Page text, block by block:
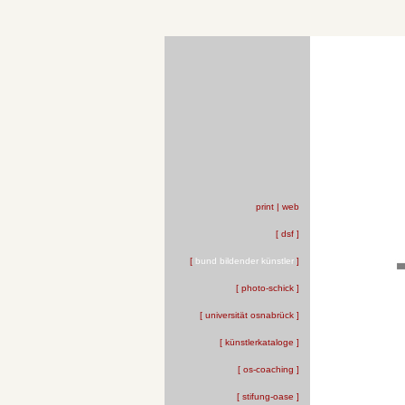
print | web
[ dsf ]
[ bund bildender künstler ]
[ photo-schick ]
[ universität osnabrück ]
[ künstlerkataloge ]
[ os-coaching ]
[ stifung-oase ]